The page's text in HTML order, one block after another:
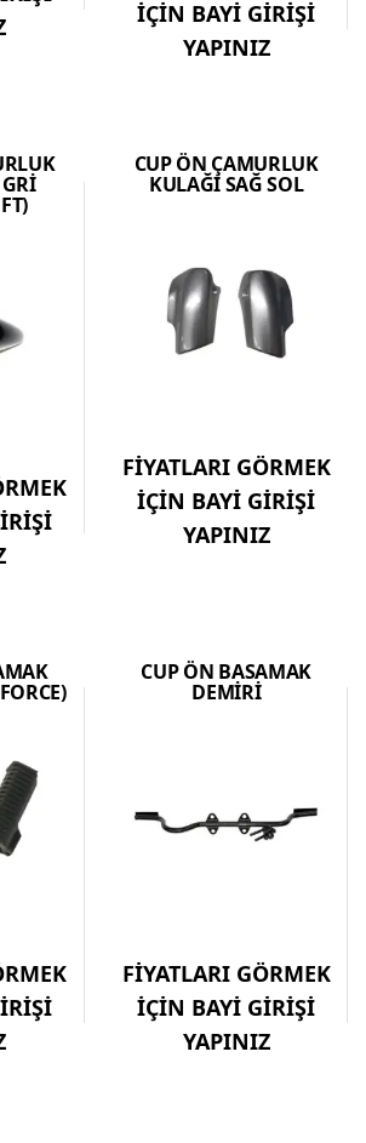
İÇİN BAYİ GİRİŞİ
YAPINIZ
CUP ÖN ÇAMURLUK
KULAĞI SAĞ SOL
FİYATLARI GÖRMEK
İÇİN BAYİ GİRİŞİ
YAPINIZ
CUP ÖN BASAMAK
DEMİRİ
FİYATLARI GÖRMEK
İÇİN BAYİ GİRİŞİ
YAPINIZ